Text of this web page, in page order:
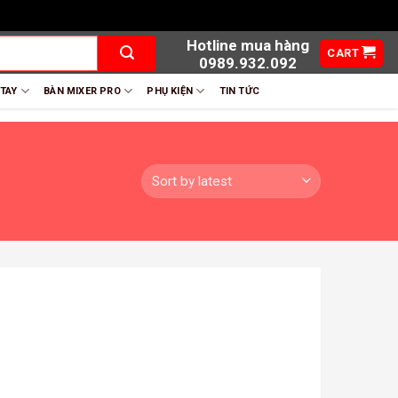
Hotline mua hàng
0989.932.092
CART
BÀN MIXER PRO PHỤ KIỆN TIN TỨC